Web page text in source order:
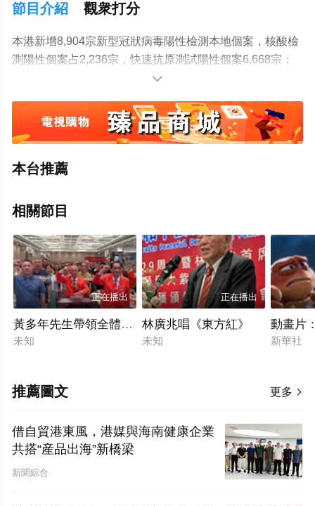
節目介紹 觀衆打分
本港新增8,904宗新型冠狀病毒陽性檢測本地個案，核酸檢
測陽性個案占2,236宗，快速抗原測試陽性個案6,668宗；

本台推薦
相關節目
正在播出
黃多年先生帶領全體與會嘉賓，面對國旗、莊嚴宣誓
未知
正在播出
林廣兆唱《東方紅》
未知
動畫片
新華社
更多 
推薦圖文
借自貿港東風，港媒與海南健康企業
共搭“産品出海”新橋梁
新聞綜合